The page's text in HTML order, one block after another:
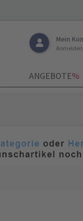
Mein
ANGEBOTE­%